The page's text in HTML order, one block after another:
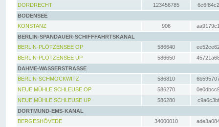
DORDRECHT
123456785
BODENSEE
KONSTANZ
906
BERLIN-SPANDAUER-SCHIFFFAHRTSKANAL
BERLIN-PLÖTZENSEE OP
586640
BERLIN-PLÖTZENSEE UP
586650
DAHME-WASSERSTRASSE
BERLIN-SCHMÖCKWITZ
586810
NEUE MÜHLE SCHLEUSE OP
586270
NEUE MÜHLE SCHLEUSE UP
586280
DORTMUND-EMS-KANAL
BERGESHÖVEDE
34000010